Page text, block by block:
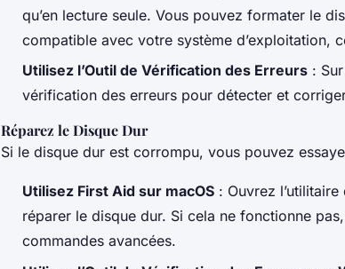
qu’en lecture seule. Vous pouvez formater le
compatible avec votre système d’exploitation,
Utilisez l’Outil de Vérification des Erreurs :
vérification des erreurs pour détecter et
Réparez le Disque Dur
Si le disque dur est corrompu, vous pouvez
Utilisez First Aid sur macOS : Ouvrez
réparer le disque dur. Si cela ne fonctionne
commandes avancées.